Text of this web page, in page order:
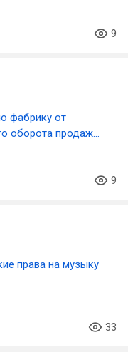
9
фабрику от
оборота продаж
9
права на музыку
33